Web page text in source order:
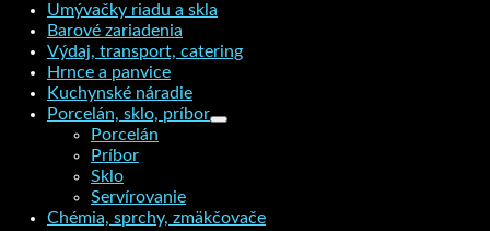
Umývačky riadu a skla
Barové zariadenia
Výdaj, transport, catering
Hrnce a panvice
Kuchynské náradie
Porcelán, sklo, príbor
Porcelán
Príbor
Sklo
Servírovanie
Chémia, sprchy, zmäkčovače